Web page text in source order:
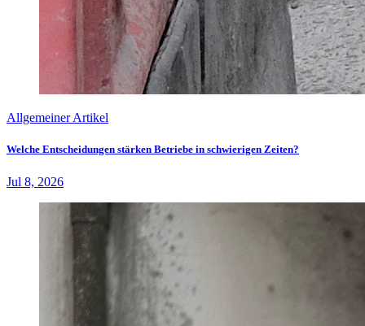
Allgemeiner Artikel
Welche Entscheidungen stärken Betriebe in schwierigen Zeiten?
Jul 8, 2026